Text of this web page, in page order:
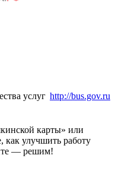
http://bus.gov.ru
карты» или
как улучшить работу
— решим!